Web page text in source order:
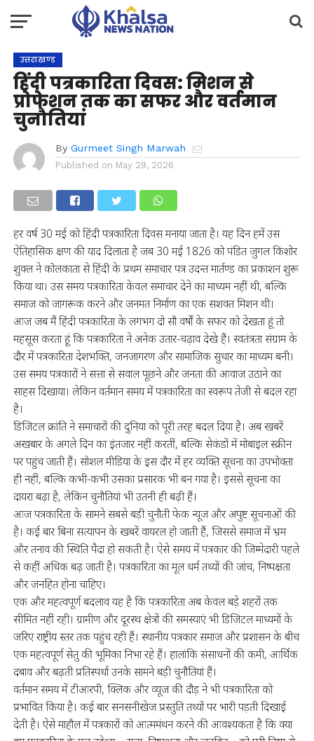
उत्तराखण्ड
हिंदी पत्रकारिता दिवस: मिशन से
प्रोफेशन तक का सफर और वर्तमान
चुनौतियां
By Gurmeet Singh Marwah
Published on May 29, 2026
हर वर्ष 30 मई को हिंदी पत्रकारिता दिवस मनाया जाता है। यह दिन हमें उस
ऐतिहासिक क्षण की याद दिलाता है जब 30 मई 1826 को पंडित जुगल किशोर
शुक्ल ने कोलकाता से हिंदी के प्रथम समाचार पत्र उदन्त मार्तण्ड का प्रकाशन शुरू
किया था। उस समय पत्रकारिता केवल समाचार देने का माध्यम नहीं थी, बल्कि
समाज को जागरूक करने और जनमत निर्माण का एक सशक्त मिशन थी।
आज जब मैं हिंदी पत्रकारिता के लगभग दो सौ वर्षों के सफर को देखता हूं तो
महसूस करता हूं कि पत्रकारिता ने अनेक उतार-चढ़ाव देखे हैं। स्वतंत्रता संग्राम के
दौर में पत्रकारिता देशभक्ति, जनजागरण और सामाजिक सुधार का माध्यम बनी।
उस समय पत्रकारों ने सत्ता से सवाल पूछने और जनता की आवाज उठाने का
साहस दिखाया। लेकिन वर्तमान समय में पत्रकारिता का स्वरूप तेजी से बदल रहा
है।
डिजिटल क्रांति ने समाचारों की दुनिया को पूरी तरह बदल दिया है। अब खबरें
अखबार के अगले दिन का इंतजार नहीं करतीं, बल्कि सेकंडों में मोबाइल स्क्रीन
पर पहुंच जाती हैं। सोशल मीडिया के इस दौर में हर व्यक्ति सूचना का उपभोक्ता
ही नहीं, बल्कि कभी-कभी उसका प्रसारक भी बन गया है। इससे सूचना का
दायरा बढ़ा है, लेकिन चुनौतियां भी उतनी ही बढ़ी हैं।
आज पत्रकारिता के सामने सबसे बड़ी चुनौती फेक न्यूज और अपुष्ट सूचनाओं की
है। कई बार बिना सत्यापन के खबरें वायरल हो जाती हैं, जिससे समाज में भ्रम
और तनाव की स्थिति पैदा हो सकती है। ऐसे समय में पत्रकार की जिम्मेदारी पहले
से कहीं अधिक बढ़ जाती है। पत्रकारिता का मूल धर्म तथ्यों की जांच, निष्पक्षता
और जनहित होना चाहिए।
एक और महत्वपूर्ण बदलाव यह है कि पत्रकारिता अब केवल बड़े शहरों तक
सीमित नहीं रही। ग्रामीण और दूरस्थ क्षेत्रों की समस्याएं भी डिजिटल माध्यमों के
जरिए राष्ट्रीय स्तर तक पहुंच रही हैं। स्थानीय पत्रकार समाज और प्रशासन के बीच
एक महत्वपूर्ण सेतु की भूमिका निभा रहे हैं। हालांकि संसाधनों की कमी, आर्थिक
दबाव और बढ़ती प्रतिस्पर्धा उनके सामने बड़ी चुनौतियां हैं।
वर्तमान समय में टीआरपी, क्लिक और व्यूज की दौड़ ने भी पत्रकारिता को
प्रभावित किया है। कई बार सनसनीखेज प्रस्तुति तथ्यों पर भारी पड़ती दिखाई
देती है। ऐसे माहौल में पत्रकारों को आत्ममंथन करने की आवश्यकता है कि क्या